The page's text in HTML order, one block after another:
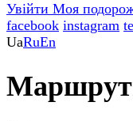
Увійти Моя
facebook instagram
UaRuEn